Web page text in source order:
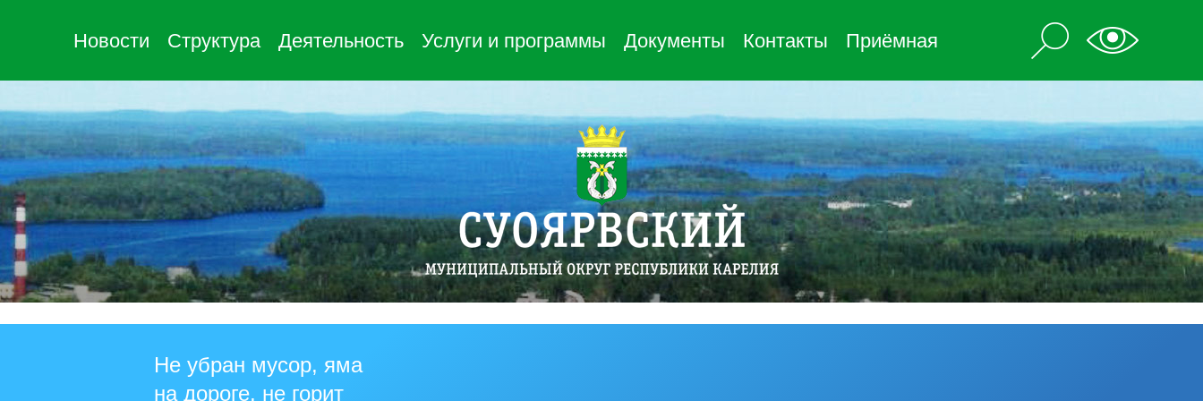
Новости Структура Деятельность Услуги и программы Документы Контакты Приёмная
Не убран мусор, яма
на дороге, не горит